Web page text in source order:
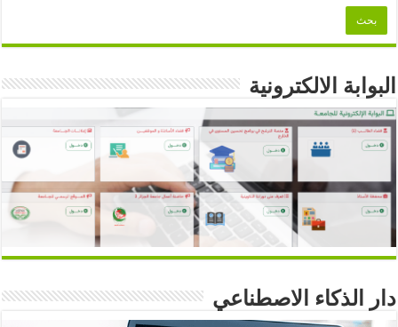
البوابة الالكترونية
دار الذكاء الاصطناعي